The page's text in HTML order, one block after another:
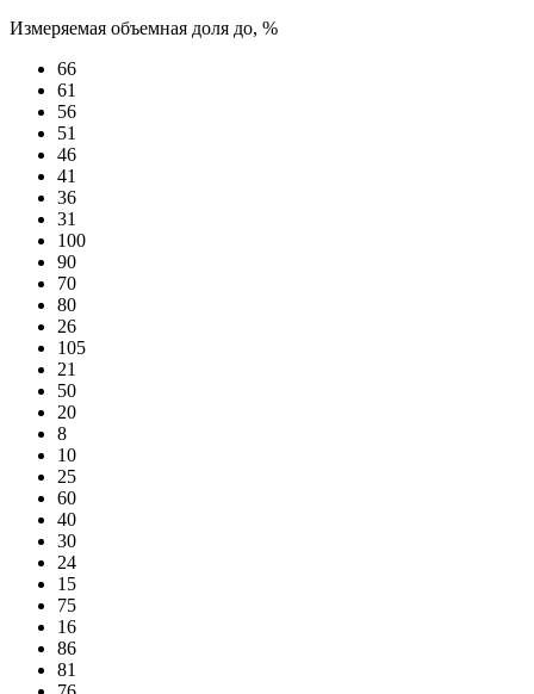
Измеряемая объемная доля до, %
66
61
56
51
46
41
36
31
100
90
70
80
26
105
21
50
20
8
10
25
60
40
30
24
15
75
16
86
81